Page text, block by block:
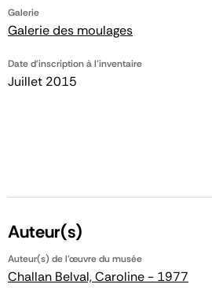
Galerie
Galerie des moulages
Date d'inscription à l'inventaire
Juillet 2015
Auteur(s)
Auteur(s) de l'œuvre du musée
Challan Belval, Caroline - 1977